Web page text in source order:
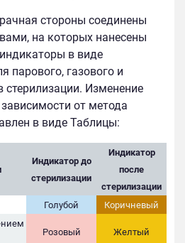
стороны соединены
на которых нанесены
в виде
парового, газового и
стерилизации. Изменение
от метода
в виде Таблицы:
Индикатор до
стерилизации
Индикатор
после
стерилизации
Голубой
Коричневый
Розовый Желтый